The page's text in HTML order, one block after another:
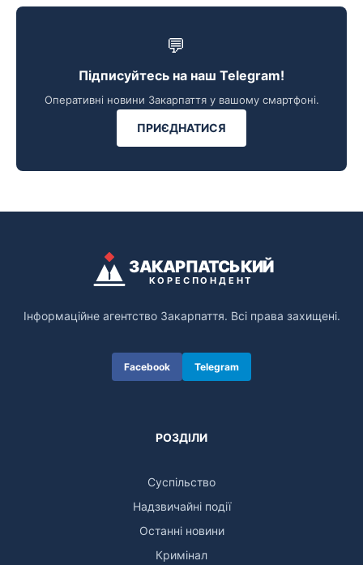
💬
Підписуйтесь на наш Telegram!
Оперативні новини Закарпаття у вашому смартфоні.
ПРИЄДНАТИСЯ
ЗАКАРПАТСЬКИЙ
КОРЕСПОНДЕНТ
Інформаційне агентство Закарпаття. Всі права захищені.
Facebook Telegram
РОЗДІЛИ
Суспільство
Надзвичайні події
Останні новини
Кримінал